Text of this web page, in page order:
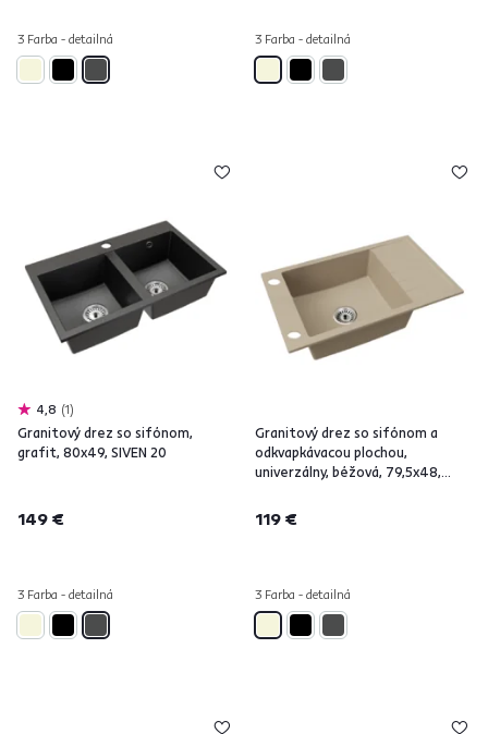
3 Farba - detailná 3 Farba - detailná
4,8 1
Granitový drez so sifónom,
grafit, 80x49, SIVEN 20
149 €
3 Farba - detailná
Granitový drez so sifónom a
odkvapkávacou plochou,
univerzálny, béžová, 79,5x48,
119 €
3 Farba - detailná